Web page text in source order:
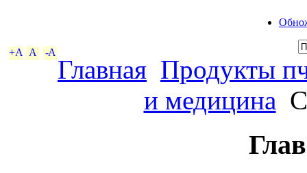
+A A -A
Главная Продукты
и медицина